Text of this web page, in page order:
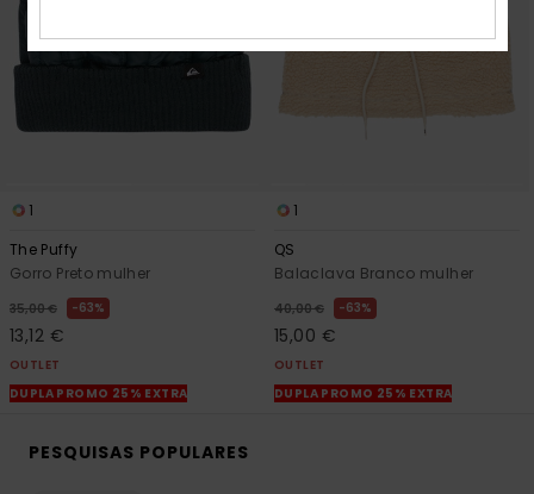
1
The Puffy
Gorro Preto mulher
35,00 € 63%
13,12 €
OUTLET
DUPLA PROMO 25% EXTRA
1
QS
Balaclava Branco mulher
40,00 € 63%
15,00 €
OUTLET
DUPLA PROMO 25% EXTRA
PESQUISAS POPULARES